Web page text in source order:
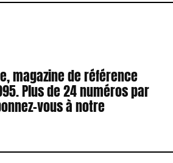
magazine de référence
Plus de 24 numéros par
vous à notre